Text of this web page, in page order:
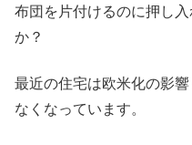
布団を片付けるのに押し
か？
最近の住宅は欧米化の影
なくなっています。